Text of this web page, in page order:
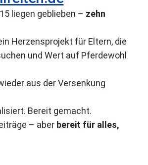
liegen geblieben – zehn
Herzensprojekt für Eltern, die
und Wert auf Pferdewohl
aus der Versenkung
Bereit gemacht.
– aber bereit für alles,